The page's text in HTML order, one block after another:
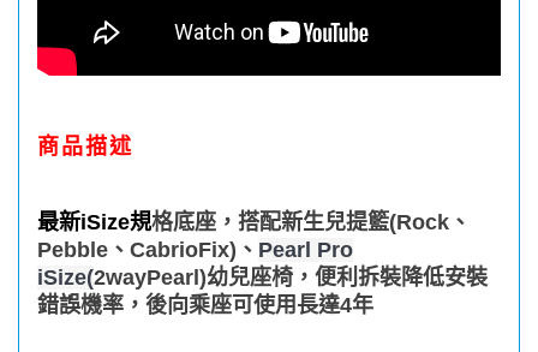
商品描述
最新iSize規格底座，搭配新生兒提籃(Rock 、
Pebble 、 CabrioFix) 、 Pearl Pro
iSize(2wayPearl)幼兒座椅，便利拆裝降低安裝
錯誤機率，後向乘座可使用長達4年